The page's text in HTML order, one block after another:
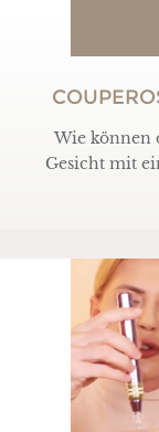
Wie können
Gesicht mit